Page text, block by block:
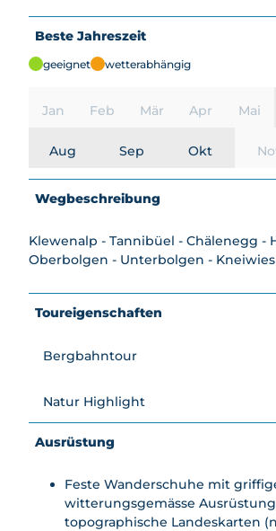
Beste Jahreszeit
geeignet wetterabhängig
Jan Feb Mär Apr Mai
Aug Sep Okt
Wegbeschreibung
Klewenalp - Tannibüel - Chälenegg -
Oberbolgen - Unterbolgen -
Toureigenschaften
Bergbahntour
Natur Highlight
Ausrüstung
Feste Wanderschuhe mit
witterungsgemässe
topographische Landeskarten